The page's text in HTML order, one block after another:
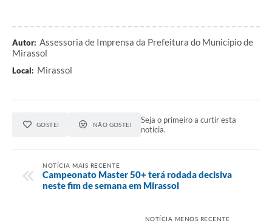
Autor: Assessoria de Imprensa da Prefeitura do Município de
Mirassol
Local: Mirassol
GOSTEI NÃO GOSTEI
Seja o primeiro a curtir esta
notícia.
NOTÍCIA MAIS RECENTE
Campeonato Master 50+ terá rodada decisiva
neste fim de semana em Mirassol
NOTÍCIA MENOS RECENTE